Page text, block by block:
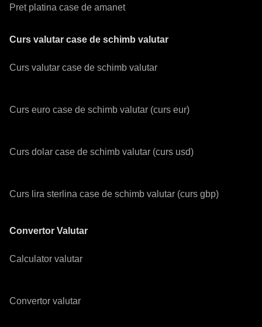
Pret platina case de amanet
Curs valutar case de schimb valutar
Curs valutar case de schimb valutar
Curs euro case de schimb valutar (curs eur)
Curs dolar case de schimb valutar (curs usd)
Curs lira sterlina case de schimb valutar (curs gbp)
Convertor Valutar
Calculator valutar
Convertor valutar